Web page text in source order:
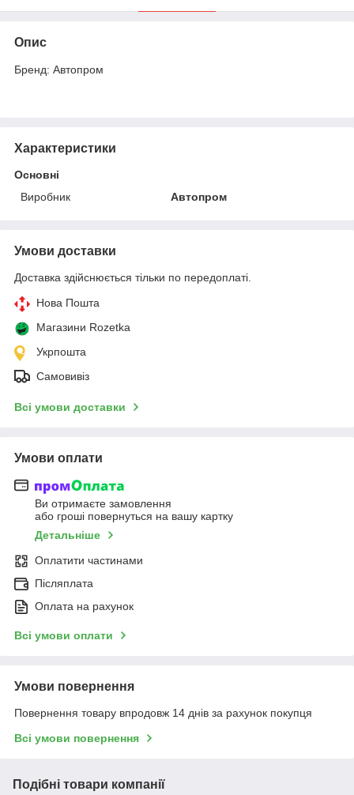
Опис
Бренд: Автопром
Характеристики
Основні
Виробник
Автопром
Умови доставки
Доставка здійснюється тільки по передоплаті.
Нова Пошта
Магазини Rozetka
Укрпошта
Самовивіз
Всі умови доставки
Умови оплати
Ви отримаєте замовлення
або гроші повернуться на вашу картку
Детальніше
Оплатити частинами
Післяплата
Оплата на рахунок
Всі умови оплати
Умови повернення
Повернення товару впродовж 14 днів за рахунок покупця
Всі умови повернення
Подібні товари компанії